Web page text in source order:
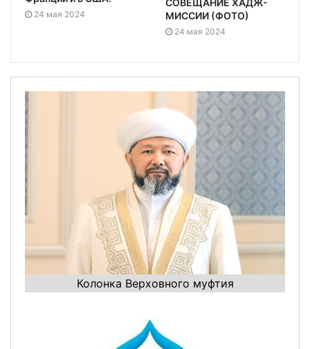
24 мая 2024
МИССИИ (ФОТО)
24 мая 2024
Колонка Верховного муфтия